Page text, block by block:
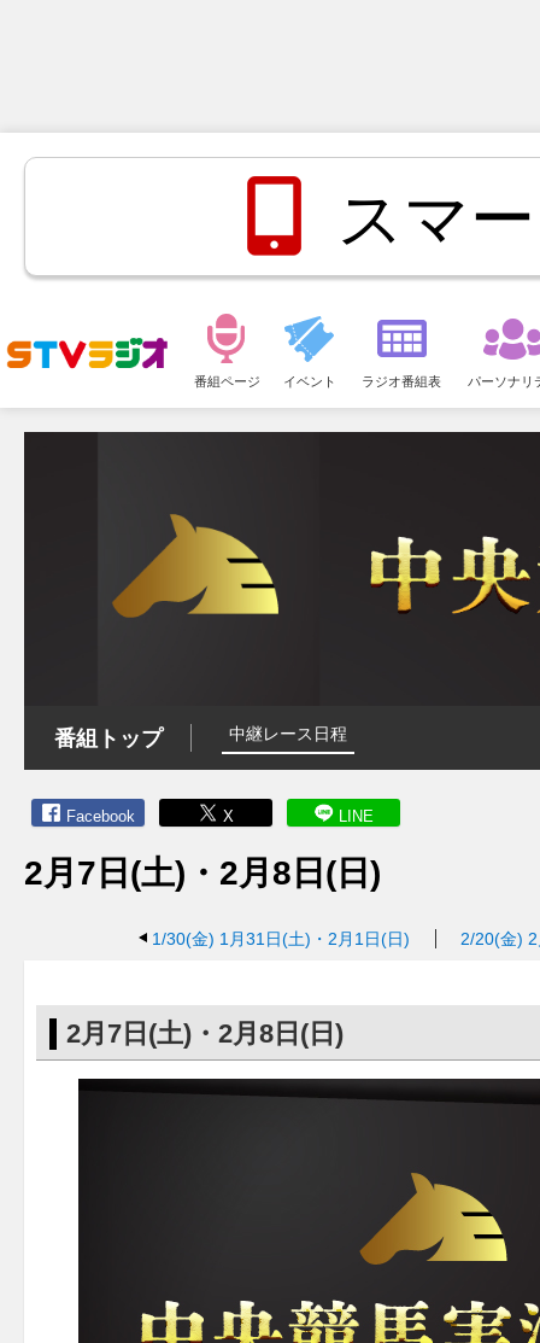
スマ
ュ
番組ページ イベント ラジオ番組表 パーソナリ
番組トップ 中継レース日程
Facebook X LINE
2月7日(土)・2月8日(日)
1/30(金) 1月31日(土)・2月1日(日) 2/20(金)
2月7日(土)・2月8日(日)